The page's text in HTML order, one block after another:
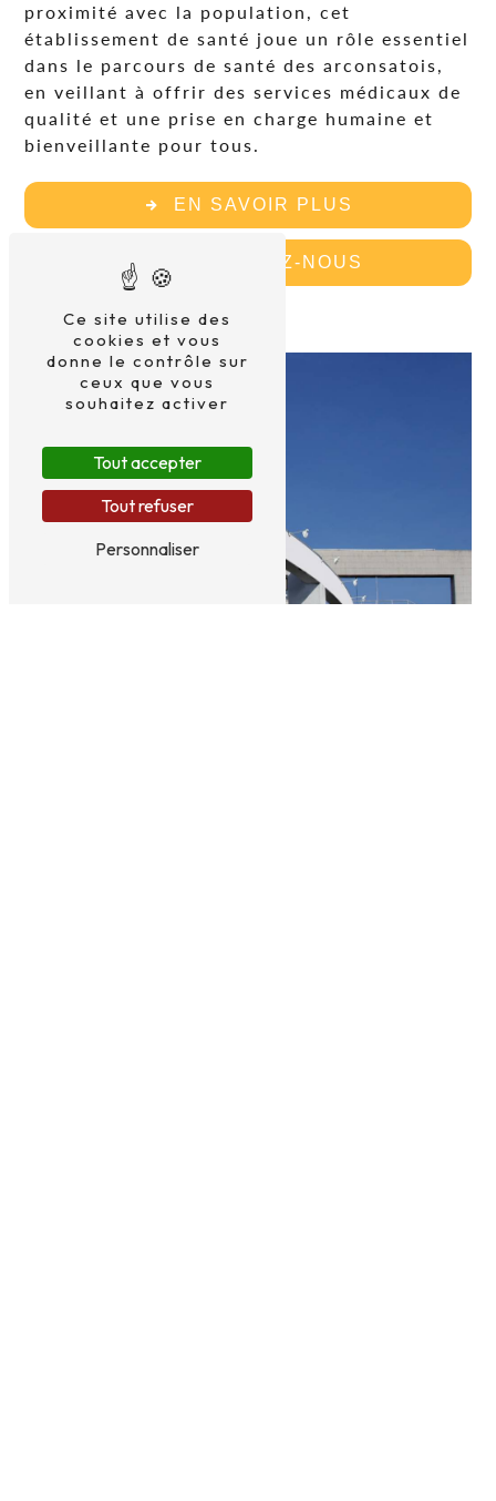
proximité avec la population, cet
établissement de santé joue un rôle essentiel
dans le parcours de santé des arconsatois,
en veillant à offrir des services médicaux de
qualité et une prise en charge humaine et
bienveillante pour tous.
EN SAVOIR PLUS
CONTACTEZ-NOUS
Ce site utilise des
cookies et vous
donne le contrôle sur
ceux que vous
souhaitez activer
Tout accepter
Tout refuser
Personnaliser